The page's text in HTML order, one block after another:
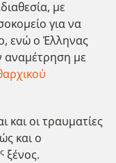
με
για να
ενώ ο Έλληνας
αναμέτρηση με
και οι τραυματίες
και ο
ξένος.